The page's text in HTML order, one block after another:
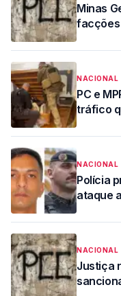
Minas
facções
NACIONAL
PC e
tráfico
NACIONAL
Polícia
ataque
NACIONAL
Justiça